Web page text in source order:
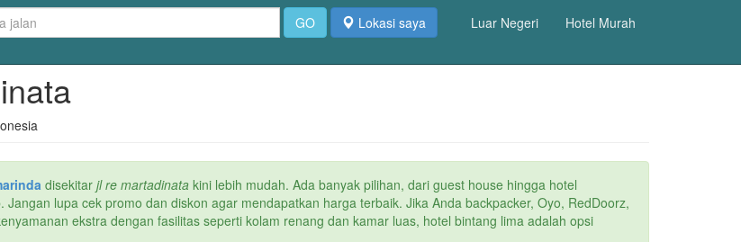
GO Lokasi saya Luar Negeri Hotel Murah
disekitar jl re martadinata kini lebih mudah. Ada banyak pilihan, dari guest house hingga hotel
lupa cek promo dan diskon agar mendapatkan harga terbaik. Jika Anda backpacker, Oyo, RedDoorz,
ekstra dengan fasilitas seperti kolam renang dan kamar luas, hotel bintang lima adalah opsi